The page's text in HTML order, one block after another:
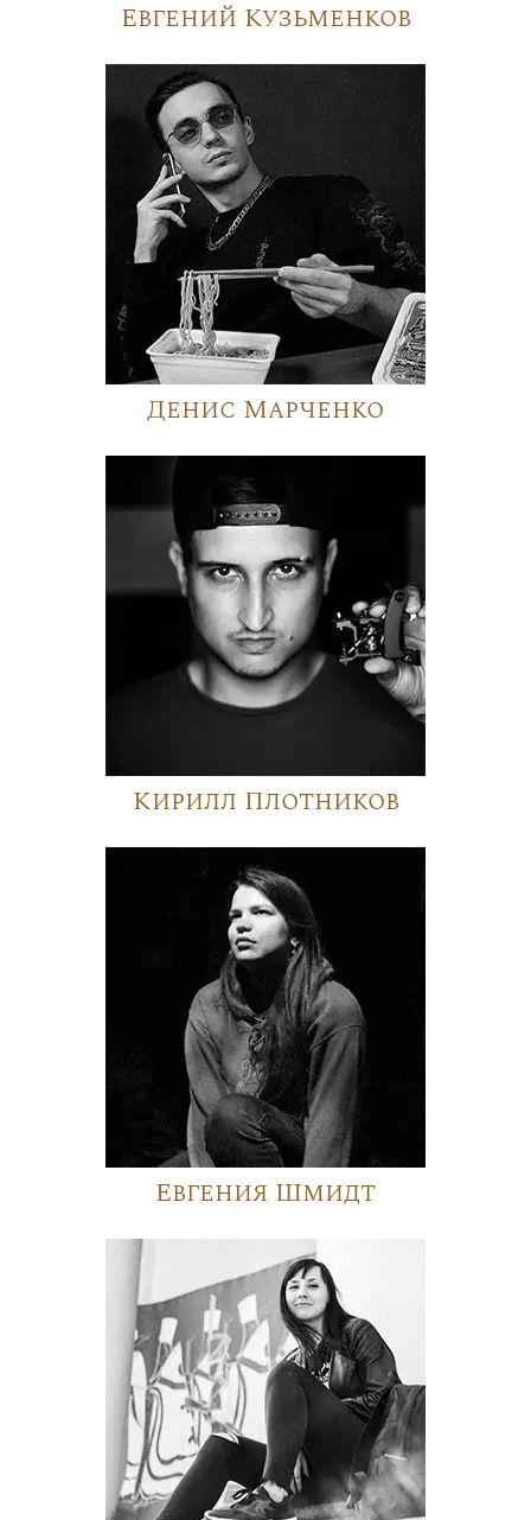
Евгений Кузьменков
Денис Марченко
Кирилл Плотников
Евгения Шмидт